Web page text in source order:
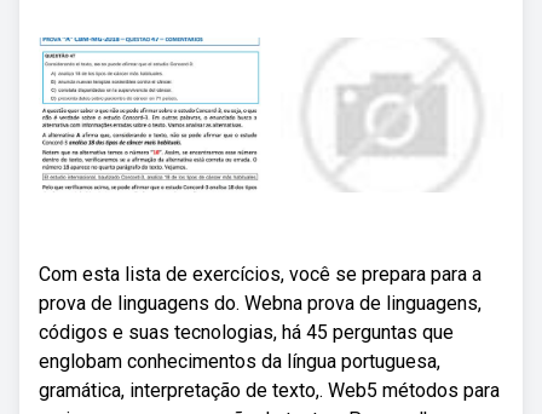
Com esta lista de exercícios, você se prepara para a
prova de linguagens do. Webna prova de linguagens,
códigos e suas tecnologias, há 45 perguntas que
englobam conhecimentos da língua portuguesa,
gramática, interpretação de texto,. Web5 métodos para